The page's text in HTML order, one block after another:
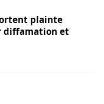
plainte
diffamation et